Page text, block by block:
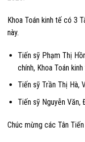
Khoa Toán kinh tế có 3
này.
Tiến sỹ Phạm Thị
chính, Khoa Toán
Tiến sỹ Trần Thị Hà,
Tiến sỹ Nguyễn Văn,
Chúc mừng các Tân Tiến